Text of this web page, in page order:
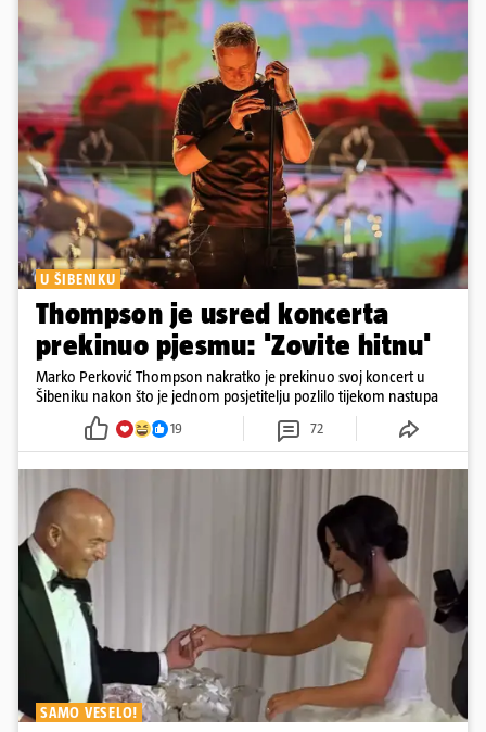
U ŠIBENIKU
Thompson je usred koncerta
prekinuo pjesmu: 'Zovite hitnu'
Marko Perković Thompson nakratko je prekinuo svoj koncert u
Šibeniku nakon što je jednom posjetitelju pozlilo tijekom nastupa
19 72
SAMO VESELO!